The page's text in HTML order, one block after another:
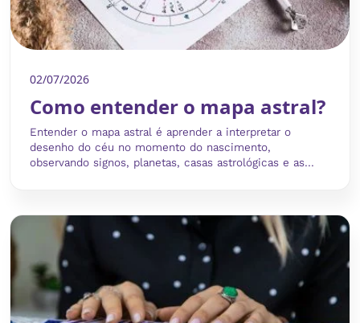
02/07/2026
Como entender o mapa astral?
Entender o mapa astral é aprender a interpretar o
desenho do céu no momento do nascimento,
observando signos, planetas, casas astrológicas e as...